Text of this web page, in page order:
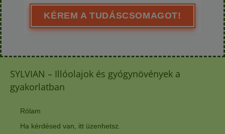
KÉREM A TUDÁSCSOMAGOT!
SYLVIAN – Illóolajok és gyógynövények a
gyakorlatban
Rólam
Ha kérdésed van, itt üzenhetsz.